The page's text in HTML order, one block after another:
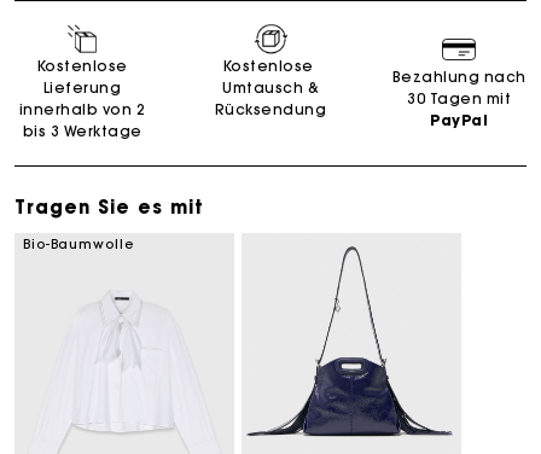
Kostenlose
Lieferung
innerhalb von 2
bis 3 Werktage
Kostenlose
Umtausch &
Rücksendung
Bezahlung nach
30 Tagen mit
PayPal
Tragen Sie es mit
Bio-Baumwolle